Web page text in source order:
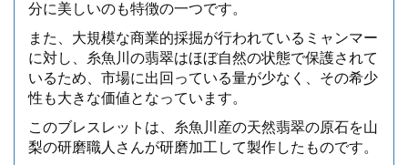
分に美しいのも特徴の一つです。
また、大規模な商業的採掘が行われているミャンマー
に対し、糸魚川の翡翠はほぼ自然の状態で保護されて
いるため、市場に出回っている量が少なく、その希少
性も大きな価値となっています。
このブレスレットは、糸魚川産の天然翡翠の原石を山
梨の研磨職人さんが研磨加工して製作したものです。